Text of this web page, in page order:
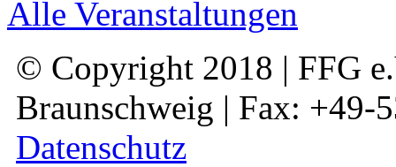
Alle Veranstaltungen
© Copyright 2018 | FFG
Braunschweig | Fax: +49-
Datenschutz